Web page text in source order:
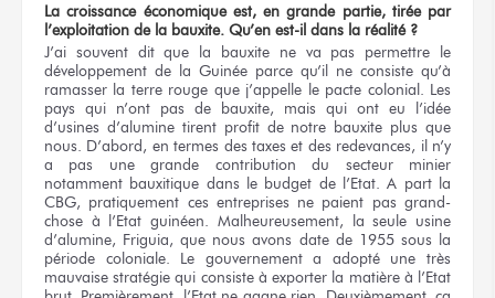
La croissance économique est, en grande partie, tirée par
l’exploitation de la bauxite. Qu’en est-il dans la réalité ?
J’ai souvent dit que la bauxite ne va pas permettre le
développement de la Guinée parce qu’il ne consiste qu’à
ramasser la terre rouge que j’appelle le pacte colonial. Les
pays qui n’ont pas de bauxite, mais qui ont eu l’idée
d’usines d’alumine tirent profit de notre bauxite plus que
nous. D’abord, en termes des taxes et des redevances, il n’y
a pas une grande contribution du secteur minier
notamment bauxitique dans le budget de l’Etat. A part la
CBG, pratiquement ces entreprises ne paient pas grand-
chose à l’Etat guinéen. Malheureusement, la seule usine
d’alumine, Friguia, que nous avons date de 1955 sous la
période coloniale. Le gouvernement a adopté une très
mauvaise stratégie qui consiste à exporter la matière à l’Etat